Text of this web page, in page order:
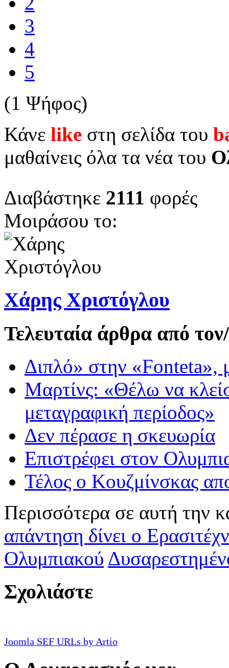
3
4
5
(1 Ψήφος)
Κάνε like στη σελίδα του
μαθαίνεις όλα τα νέα του
Διαβάστηκε 2111 φορές
Μοιράσου το:
Χάρης Χριστόγλου
Τελευταία άρθρα από
Διπλό» στην «Fonteta»,
Μαρτίνς: «Θέλω να
μεταγραφική περίοδος»
Δεν πέρασε η σκευωρία
Επιστρέφει στον
Τέλος ο Κουζμίνσκας
Περισσότερα σε αυτή την
απάντηση δίνει ο
Ολυμπιακού
Σχολιάστε
Joomla SEF URLs by Artio